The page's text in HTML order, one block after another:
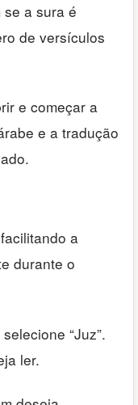
se a sura é
de versículos
e começar a
e a tradução
a
durante o
“Juz”.
ler.